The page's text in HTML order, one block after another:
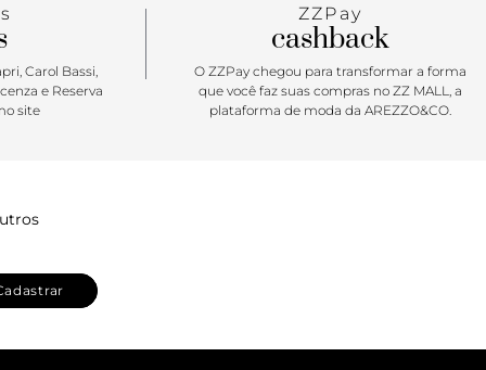
Carol Bassi,
e Reserva
site
ZZPay
cashback
O ZZPay chegou para transformar a forma
que você faz suas compras no ZZ MALL, a
plataforma de moda da AREZZO&CO.